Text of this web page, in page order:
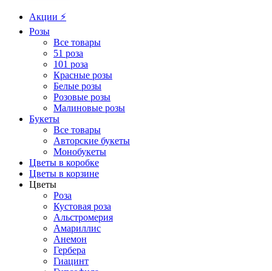
Акции ⚡️
Розы
Все товары
51 роза
101 роза
Красные розы
Белые розы
Розовые розы
Малиновые розы
Букеты
Все товары
Авторские букеты
Монобукеты
Цветы в коробке
Цветы в корзине
Цветы
Роза
Кустовая роза
Альстромерия
Амариллис
Анемон
Гербера
Гиацинт